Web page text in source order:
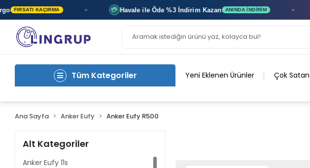
KAÇIRMA Havale ile Öde %3 İndirimKazan ANINDA İNDIRIM
Tüm Kategoriler Yeni Eklenen Ürünler Çok
Ana Sayfa Anker Eufy Anker Eufy R500
Alt Kategoriler
Anker Eufy 11s